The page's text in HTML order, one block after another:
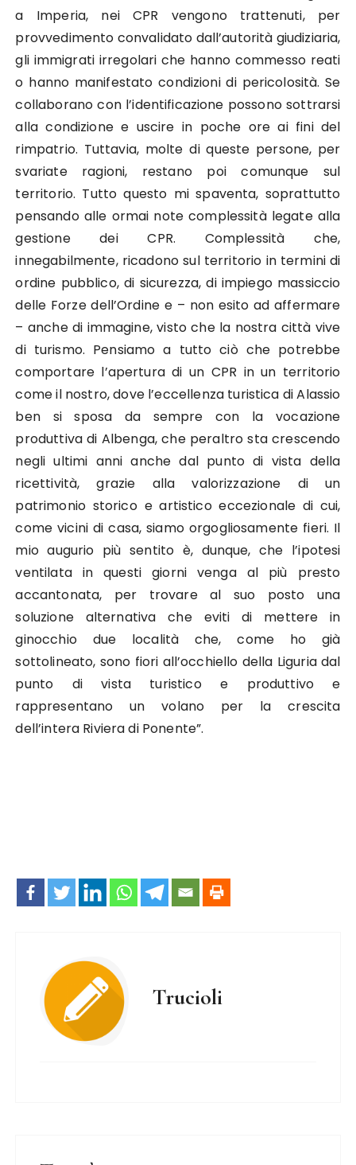
a Imperia, nei CPR vengono trattenuti, per
provvedimento convalidato dall’autorità giudiziaria,
gli immigrati irregolari che hanno commesso reati
o hanno manifestato condizioni di pericolosità. Se
collaborano con l’identificazione possono sottrarsi
alla condizione e uscire in poche ore ai fini del
rimpatrio. Tuttavia, molte di queste persone, per
svariate ragioni, restano poi comunque sul
territorio. Tutto questo mi spaventa, soprattutto
pensando alle ormai note complessità legate alla
gestione dei CPR. Complessità che,
innegabilmente, ricadono sul territorio in termini di
ordine pubblico, di sicurezza, di impiego massiccio
delle Forze dell’Ordine e – non esito ad affermare
– anche di immagine, visto che la nostra città vive
di turismo. Pensiamo a tutto ciò che potrebbe
comportare l’apertura di un CPR in un territorio
come il nostro, dove l’eccellenza turistica di Alassio
ben si sposa da sempre con la vocazione
produttiva di Albenga, che peraltro sta crescendo
negli ultimi anni anche dal punto di vista della
ricettività, grazie alla valorizzazione di un
patrimonio storico e artistico eccezionale di cui,
come vicini di casa, siamo orgogliosamente fieri. Il
mio augurio più sentito è, dunque, che l’ipotesi
ventilata in questi giorni venga al più presto
accantonata, per trovare al suo posto una
soluzione alternativa che eviti di mettere in
ginocchio due località che, come ho già
sottolineato, sono fiori all’occhiello della Liguria dal
punto di vista turistico e produttivo e
rappresentano un volano per la crescita
dell’intera Riviera di Ponente”.
Trucioli